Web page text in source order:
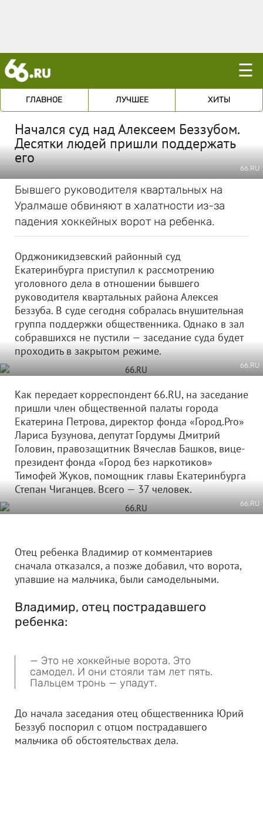
☰
ГЛАВНОЕ ЛУЧШЕЕ ХИТЫ
Начался суд над Алексеем Беззубом.
Десятки людей пришли поддержать
его
66.RU
Бывшего руководителя квартальных на
Уралмаше обвиняют в халатности из-за
падения хоккейных ворот на ребенка.
Орджоникидзевский районный суд
Екатеринбурга приступил к рассмотрению
уголовного дела в отношении бывшего
руководителя квартальных района Алексея
Беззуба. В суде сегодня собралась внушительная
группа поддержки общественника. Однако в зал
собравшихся не пустили — заседание суда будет
проходить в закрытом режиме.
66.RU
Как передает корреспондент 66.RU, на заседание
пришли член общественной палаты города
Екатерина Петрова, директор фонда «Город.Pro»
Лариса Бузунова, депутат Гордумы Дмитрий
Головин, правозащитник Вячеслав Башков, вице-
президент фонда «Город без наркотиков»
Тимофей Жуков, помощник главы Екатеринбурга
Степан Чиганцев. Всего — 37 человек.
66.RU
Отец ребенка Владимир от комментариев
сначала отказался, а позже добавил, что ворота,
упавшие на мальчика, были самодельными.
Владимир, отец пострадавшего
ребенка:
— Это не хоккейные ворота. Это
самодел. И они стояли там лет пять.
Пальцем тронь — упадут.
До начала заседания отец общественника Юрий
Беззуб поспорил с отцом пострадавшего
мальчика об обстоятельствах дела.